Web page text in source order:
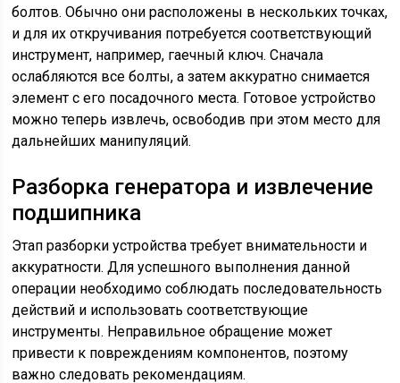
болтов. Обычно они расположены в нескольких точках,
и для их откручивания потребуется соответствующий
инструмент, например, гаечный ключ. Сначала
ослабляются все болты, а затем аккуратно снимается
элемент с его посадочного места. Готовое устройство
можно теперь извлечь, освободив при этом место для
дальнейших манипуляций.
Разборка генератора и извлечение
подшипника
Этап разборки устройства требует внимательности и
аккуратности. Для успешного выполнения данной
операции необходимо соблюдать последовательность
действий и использовать соответствующие
инструменты. Неправильное обращение может
привести к повреждениям компонентов, поэтому
важно следовать рекомендациям.